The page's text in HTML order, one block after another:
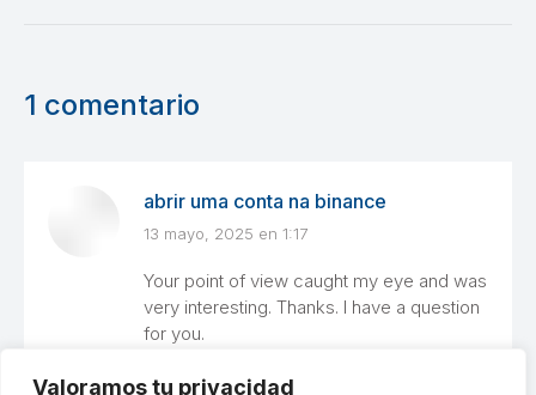
Valoramos tu privacidad
1 comentario
abrir uma conta na binance
dice:
13 mayo, 2025 en 1:17
Your point of view caught my eye and was
very interesting. Thanks. I have a question
for you.